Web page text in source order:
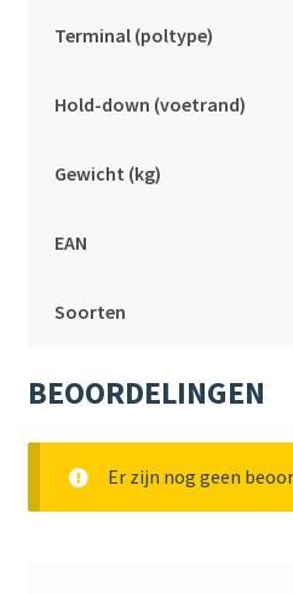
Terminal (poltype)
Hold-down (voetrand)
Gewicht (kg)
EAN
Soorten
BEOORDELINGEN
Er zijn nog geen